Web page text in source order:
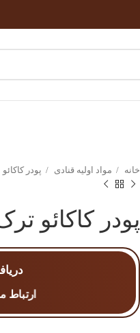
خانه مواد اولیه قنادی پودر کاکائو
پودر کاکائو
ارتباط